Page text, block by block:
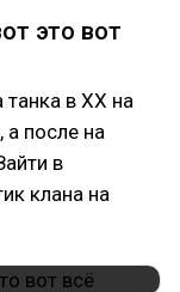
это вот
в ХХ на
а после на
в
клана на